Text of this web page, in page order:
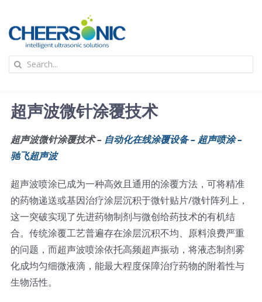
content
应用
超声波设备
技术及原理
氢能技术科普
光伏技术科普
新闻
联系我们
Search
超声波微针涂覆技术
超声波微针涂覆技术 – 自动化在线涂覆设备 – 超声喷涂 –
驰飞超声波
超声波喷涂已成为一种高效且通用的涂覆方法，可将精准
的药物递送或基因治疗涂层沉积于微针贴片/微针阵列上，
这一突破实现了先进药物制剂与微创给药技术的有机结
合。传统涂覆工艺普遍存在涂层沉积不均、原料浪费严重
的问题，而超声波喷涂依托高频超声振动，将液态制剂雾
化成均匀细微液滴，能最大程度保障治疗药物的附着性与
生物活性。